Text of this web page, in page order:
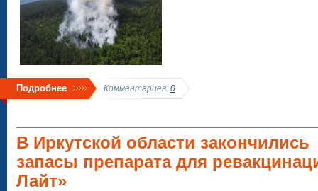
Подробнее Комментариев: 0
В Иркутской области закончились
запасы препарата для
Лайт»